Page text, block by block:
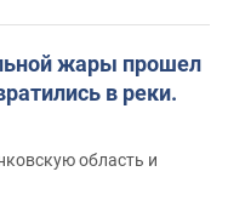
жары прошел
в реки.
область и